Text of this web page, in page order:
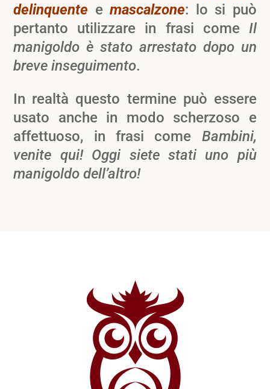
delinquente emascalzone: lo si può
pertanto utilizzare in frasi come Il
manigoldo è stato arrestato dopo un
breve inseguimento.
In realtà questo termine può essere
usato anche in modo scherzoso e
affettuoso, in frasi come Bambini,
venite qui! Oggi siete stati uno più
manigoldo dell’altro!